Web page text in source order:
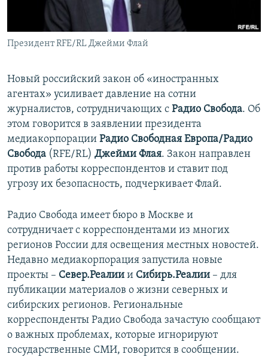
КРЫМ.НЕПОКОРЕННЫЙ
УКРАИНСКАЯ ПРОБЛЕМА КРЫМА
Президент RFE/RL Джейми Флай
Новый российский закон об «иностранных
агентах» усиливает давление на сотни
журналистов, сотрудничающих с Радио Свобода. Об
этом говорится в заявлении президента
медиакорпорации Радио Свободная Европа/Радио
Свобода (RFE/RL) Джейми Флая. Закон направлен
против работы корреспондентов и ставит под
угрозу их безопасность, подчеркивает Флай.
Радио Свобода имеет бюро в Москве и
сотрудничает с корреспондентами из многих
регионов России для освещения местных новостей.
Недавно медиакорпорация запустила новые
проекты – Север.Реалии и Сибирь.Реалии – для
публикации материалов о жизни северных и
сибирских регионов. Региональные
корреспонденты Радио Свобода зачастую сообщают
о важных проблемах, которые игнорируют
государственные СМИ, говорится в сообщении.